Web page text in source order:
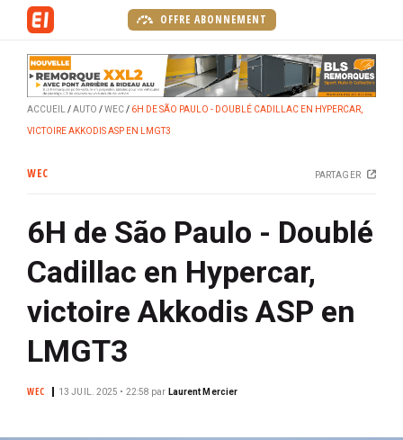
OFFRE ABONNEMENT
ACCUEIL AUTO WEC 6H DE SÃO PAULO - DOUBLÉ CADILLAC EN HYPERCAR,
VICTOIRE AKKODIS ASP EN LMGT3
WEC PARTAGER
6H de São Paulo - Doublé
Cadillac en Hypercar,
victoire Akkodis ASP en
LMGT3
WEC 13 JUIL. 2025 • 22:58 par Laurent Mercier